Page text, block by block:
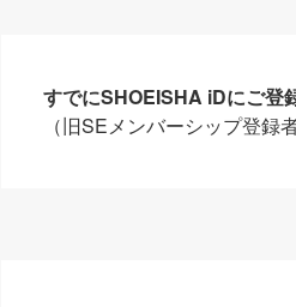
すでにSHOEISHA iDにご登
（旧SEメンバーシップ登録